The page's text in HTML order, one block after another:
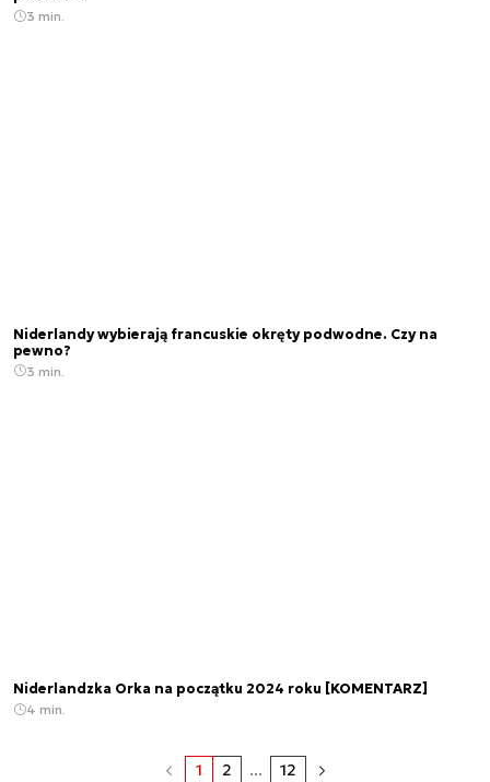
3 min.
Niderlandy wybierają francuskie okręty podwodne. Czy na
pewno?
3 min.
Niderlandzka Orka na początku 2024 roku [KOMENTARZ]
4 min.
1 2 ... 12